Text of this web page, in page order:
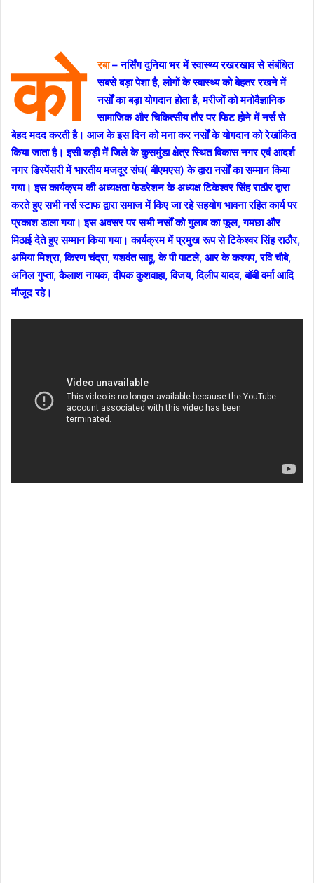
को रबा – नर्सिंग दुनिया भर में स्वास्थ्य रखरखाव से संबंधित
सबसे बड़ा पेशा है, लोगों के स्वास्थ्य को बेहतर रखने में
नर्सों का बड़ा योगदान होता है, मरीजों को मनोवैज्ञानिक
सामाजिक और चिकित्सीय तौर पर फिट होने में नर्स से
बेहद मदद करती है। आज के इस दिन को मना कर नर्सों के योगदान को रेखांकित
किया जाता है। इसी कड़ी में जिले के कुसमुंडा क्षेत्र स्थित विकास नगर एवं आदर्श
नगर डिस्पेंसरी में भारतीय मजदूर संघ( बीएमएस) के द्वारा नर्सों का सम्मान किया
गया। इस कार्यक्रम की अध्यक्षता फेडरेशन के अध्यक्ष टिकेश्वर सिंह राठौर द्वारा
करते हुए सभी नर्स स्टाफ द्वारा समाज में किए जा रहे सहयोग भावना रहित कार्य पर
प्रकाश डाला गया। इस अवसर पर सभी नर्सों को गुलाब का फूल, गमछा और
मिठाई देते हुए सम्मान किया गया। कार्यक्रम में प्रमुख रूप से टिकेश्वर सिंह राठौर,
अमिया मिश्रा, किरण चंद्रा, यशवंत साहू, के पी पाटले, आर के कश्यप, रवि चौबे,
अनिल गुप्ता, कैलाश नायक, दीपक कुशवाहा, विजय, दिलीप यादव, बॉबी वर्मा आदि
मौजूद रहे।